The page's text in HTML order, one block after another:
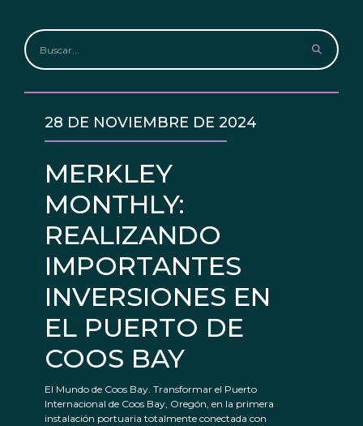
MERKLEY
MONTHLY:
REALIZANDO
IMPORTANTES
INVERSIONES EN
EL PUERTO DE
COOS BAY
28 DE NOVIEMBRE DE 2024
El Mundo de Coos Bay. Transformar el Puerto
Internacional de Coos Bay, Oregón, en la primera
instalación portuaria totalmente conectada con